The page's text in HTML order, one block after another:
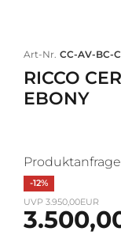
Art-Nr. CC-AV-BC-
RICCO
EBONY
Produktanfrage
-12%
UVP 3.950,00EUR